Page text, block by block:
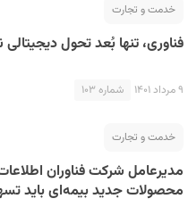
خدمت و تجارت
فناوری، تنها بُعد تحول
۹ مرداد ۱۴۰۱ شماره ۱۰۳
خدمت و تجارت
مدیرعامل شرکت فناوران
محصولات جدید بیمه‌ای باید